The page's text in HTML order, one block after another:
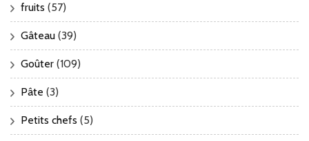
fruits (57)
Gâteau (39)
Goûter (109)
Pâte (3)
Petits chefs (5)